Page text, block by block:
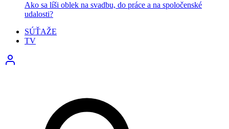
Ako sa líši oblek na svadbu, do práce a na spoločenské
udalosti?
SÚŤAŽE
TV